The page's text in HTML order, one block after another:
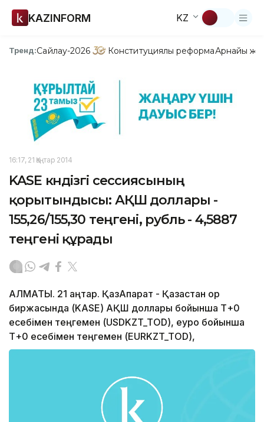
KAZINFORM KZ
Тренд:Сайлау-2026 Конституциялық реформаАрнайы
16:17, 21 Қаңтар 2014
KASE күндізгі сессиясының
қорытындысы: АҚШ доллары -
155,26/155,30 теңгені, рубль - 4,5887
теңгені құрады
АЛМАТЫ. 21 қаңтар. ҚазАқпарат - Қазақстан қор
биржасында (KASE) АҚШ доллары бойынша Т+0
есебімен теңгемен (USDKZT_TOD), еуро бойынша
Т+0 есебімен теңгемен (EURKZT_TOD),